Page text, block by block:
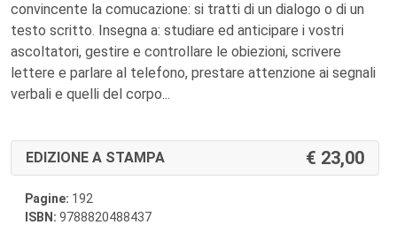
convincente la comucazione: si tratti di un dialogo o di un
testo scritto. Insegna a: studiare ed anticipare i vostri
ascoltatori, gestire e controllare le obiezioni, scrivere
lettere e parlare al telefono, prestare attenzione ai segnali
verbali e quelli del corpo...
EDIZIONE A STAMPA 23,00
Pagine: 192
ISBN: 9788820488437